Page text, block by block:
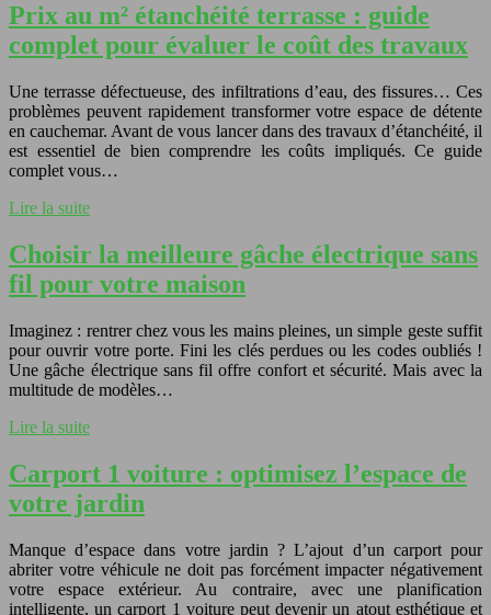
Prix au m² étanchéité terrasse : guide
complet pour évaluer le coût des travaux
Une terrasse défectueuse, des infiltrations d’eau, des fissures… Ces
problèmes peuvent rapidement transformer votre espace de détente
en cauchemar. Avant de vous lancer dans des travaux d’étanchéité, il
est essentiel de bien comprendre les coûts impliqués. Ce guide
complet vous…
Lire la suite
Choisir la meilleure gâche électrique sans
fil pour votre maison
Imaginez : rentrer chez vous les mains pleines, un simple geste suffit
pour ouvrir votre porte. Fini les clés perdues ou les codes oubliés !
Une gâche électrique sans fil offre confort et sécurité. Mais avec la
multitude de modèles…
Lire la suite
Carport 1 voiture : optimisez l’espace de
votre jardin
Manque d’espace dans votre jardin ? L’ajout d’un carport pour
abriter votre véhicule ne doit pas forcément impacter négativement
votre espace extérieur. Au contraire, avec une planification
intelligente, un carport 1 voiture peut devenir un atout esthétique et